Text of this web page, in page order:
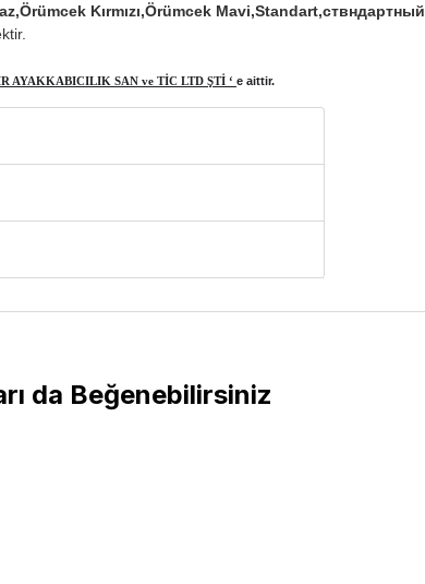
Kırmızı,Örümcek Mavi,Standart,ствндартный
AYAKKABICILIK SAN ve TİC LTD ŞTİ ‘ e aittir.
da Beğenebilirsiniz